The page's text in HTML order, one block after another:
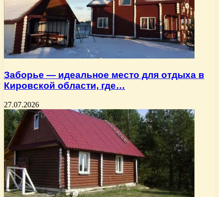
Заборье — идеальное место для отдыха в
Кировской области, где…
27.07.2026